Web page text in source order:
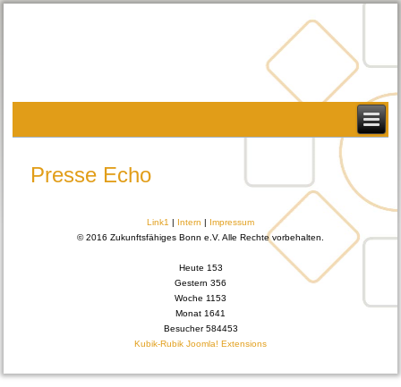
Presse Echo
Link1 Intern
Impressum
© 2016 Zukunftsfähiges Bonn e.V. Alle Rechte vorbehalten.
Heute 153
Gestern 356
Woche 1153
Monat 1641
Besucher584453
Kubik-Rubik Joomla! Extensions